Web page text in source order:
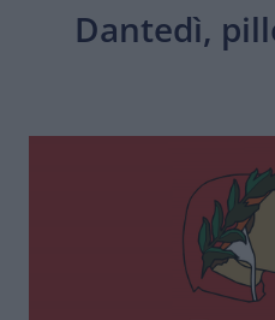
Dantedì,